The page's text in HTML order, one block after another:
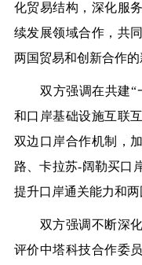
化贸易结构，深化服
续发展领域合作，共
两国贸易和创新合作的
双方强调在共建“
和口岸基础设施互联
双边口岸合作机制，
路、卡拉苏-阔勒买口
提升口岸通关能力和两
双方强调不断深化
评价中塔科技合作委